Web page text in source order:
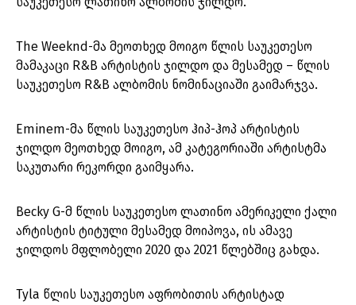
The Weeknd-მა მეოთხედ მოიგო წლის საუკეთესო
მამაკაცი R&B არტისტის ჯილდო და მესამედ – წლის
საუკეთესო R&B ალბომის ნომინაციაში გაიმარჯვა.
Eminem-მა წლის საუკეთესო ჰიპ-ჰოპ არტისტის
ჯილდო მეოთხედ მოიგო, ამ კატეგორიაში არტისტმა
საკუთარი რეკორდი გაიმყარა.
Becky G-მ წლის საუკეთესო ლათინო ამერიკელი ქალი
არტისტის ტიტული მესამედ მოიპოვა, ის ამავე
ჯილდოს მფლობელი 2020 და 2021 წლებშიც გახდა.
Tyla წლის საუკეთესო აფრობითის არტისტად